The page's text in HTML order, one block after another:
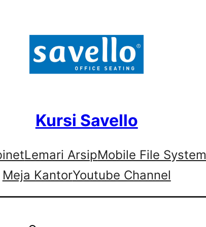
Kursi Savello
Lemari ArsipMobile File System
Meja KantorYoutube Channel